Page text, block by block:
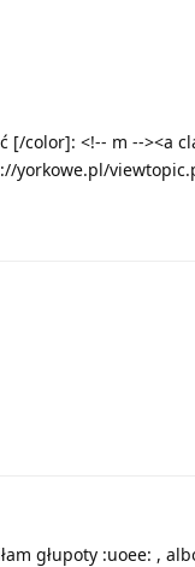
[/color]: <!-- m --><a
głupoty :uoee: ,